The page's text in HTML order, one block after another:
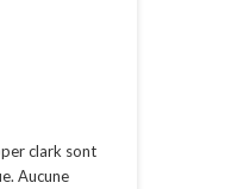
clark sont
Aucune